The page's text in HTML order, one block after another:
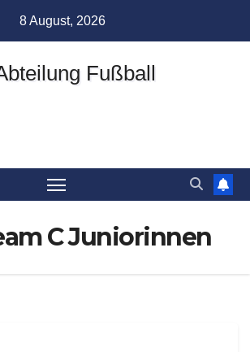
8 August, 2026
C Juniorinnen